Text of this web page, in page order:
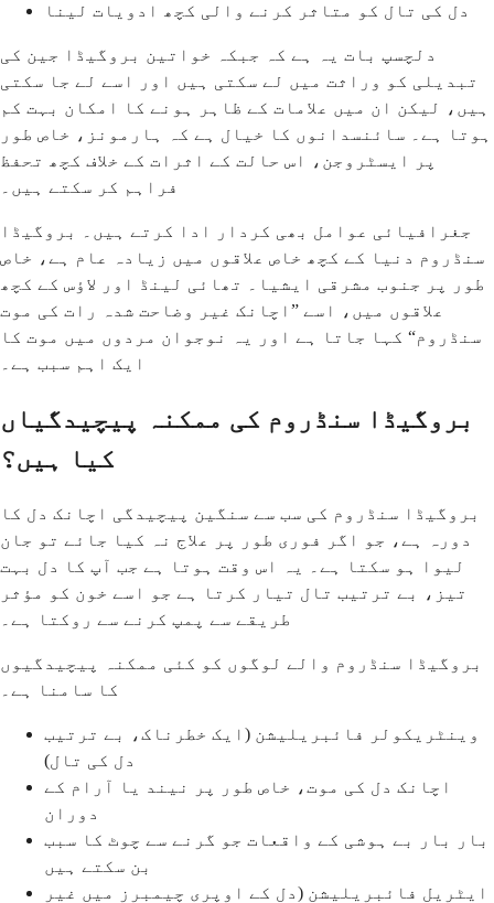
دل کی تال کو متاثر کرنے والی کچھ ادویات لینا
دلچسپ بات یہ ہے کہ جبکہ خواتین بروگیڈا جین کی
تبدیلی کو وراثت میں لے سکتی ہیں اور اسے لے جا سکتی
ہیں، لیکن ان میں علامات کے ظاہر ہونے کا امکان بہت کم
ہوتا ہے۔ سائنسدانوں کا خیال ہے کہ ہارمونز، خاص طور
پر ایسٹروجن، اس حالت کے اثرات کے خلاف کچھ تحفظ
فراہم کر سکتے ہیں۔
جغرافیائی عوامل بھی کردار ادا کرتے ہیں۔ بروگیڈا
سنڈروم دنیا کے کچھ خاص علاقوں میں زیادہ عام ہے، خاص
طور پر جنوب مشرقی ایشیا۔ تھائی لینڈ اور لاؤس کے کچھ
علاقوں میں، اسے ”اچانک غیر وضاحت شدہ رات کی موت
سنڈروم“ کہا جاتا ہے اور یہ نوجوان مردوں میں موت کا
ایک اہم سبب ہے۔
بروگیڈا سنڈروم کی ممکنہ پیچیدگیاں
کیا ہیں؟
بروگیڈا سنڈروم کی سب سے سنگین پیچیدگی اچانک دل کا
دورہ ہے، جو اگر فوری طور پر علاج نہ کیا جائے تو جان
لیوا ہو سکتا ہے۔ یہ اس وقت ہوتا ہے جب آپ کا دل بہت
تیز، بے ترتیب تال تیار کرتا ہے جو اسے خون کو مؤثر
طریقے سے پمپ کرنے سے روکتا ہے۔
بروگیڈا سنڈروم والے لوگوں کو کئی ممکنہ پیچیدگیوں
کا سامنا ہے۔
وینٹریکولر فائبریلیشن (ایک خطرناک، بے ترتیب
دل کی تال)
اچانک دل کی موت، خاص طور پر نیند یا آرام کے
دوران
بار بار بے ہوشی کے واقعات جو گرنے سے چوٹ کا سبب
بن سکتے ہیں
ایٹریل فائبریلیشن (دل کے اوپری چیمبرز میں غیر